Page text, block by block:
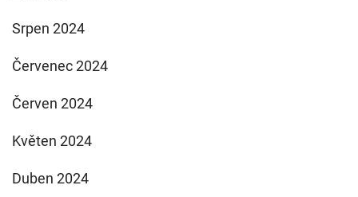
Srpen 2024
Červenec 2024
Červen 2024
Květen 2024
Duben 2024